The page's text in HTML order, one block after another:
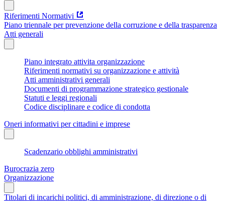
Riferimenti Normativi
Piano triennale per prevenzione della corruzione e della trasparenza
Atti generali
Piano integrato attivita organizzazione
Riferimenti normativi su organizzazione e attività
Atti amministrativi generali
Documenti di programmazione strategico gestionale
Statuti e leggi regionali
Codice disciplinare e codice di condotta
Oneri informativi per cittadini e imprese
Scadenzario obblighi amministrativi
Burocrazia zero
Organizzazione
Titolari di incarichi politici, di amministrazione, di direzione o di